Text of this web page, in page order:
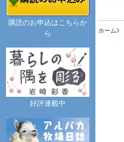
ホーム
購読のお申込はこちらか
ら
好評連載中